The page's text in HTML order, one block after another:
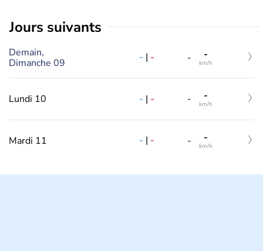
jours suivants
Demain,
Dimanche 09
- | - - -
km/h
Lundi 10 - | - - -
km/h
Mardi 11 - | - - -
km/h